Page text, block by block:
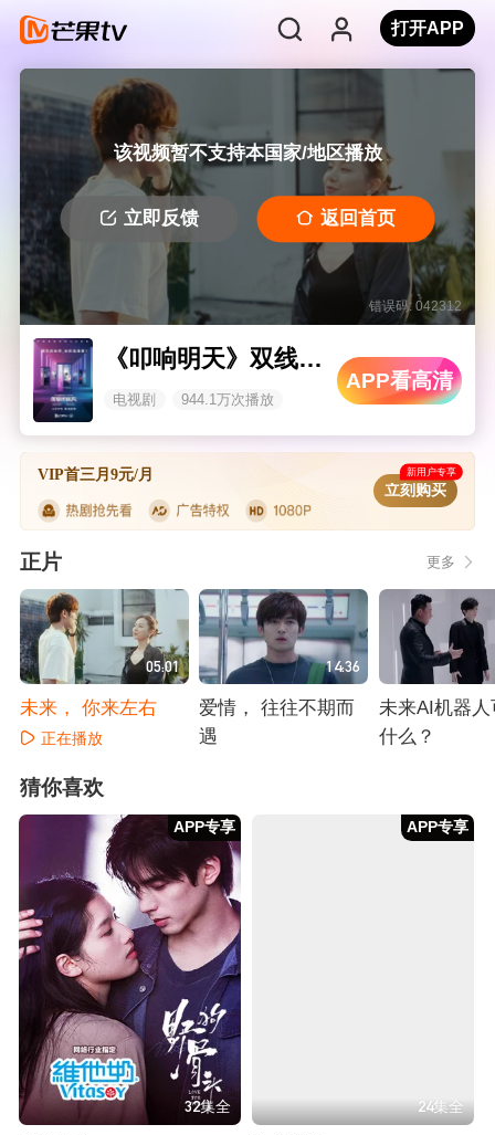
打开APP
该视频暂不支持本国家/地区播放
立即反馈 返回首页
错误码: 042312
《叩响明天》双线影集 纯享版
电视剧 944.1万次播放
APP看高清
VIP首三月9元/月 新用户专享
立刻购买
正片 更多
05:01
未来， 你来左右
正在播放
14:36
爱情， 往往不期而
遇
未来AI机器人
什么？
猜你喜欢
APP专享
32集全
APP专享
24集全